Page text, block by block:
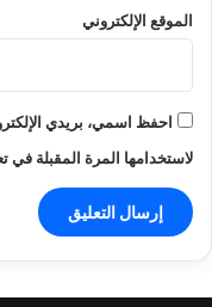
الموقع الإلكتروني
احفظ اسمي، بريدي
لاستخدامها المرة المقبلة في